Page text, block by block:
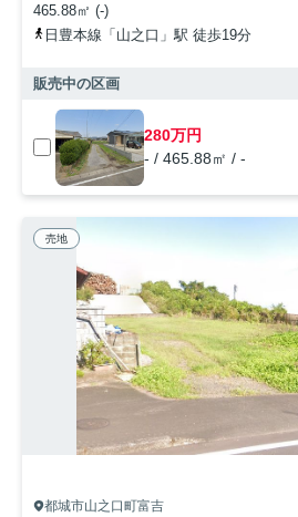
465.88㎡ (-)
日豊本線「山之口」駅 徒歩19分
販売中の区画
280万円
- / 465.88㎡ / -
売地
都城市山之口町富吉